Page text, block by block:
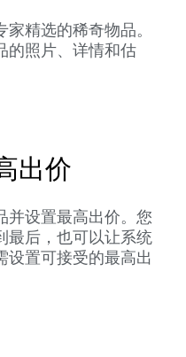
精选的稀奇物品。
的照片、详情和估
出价
并设置最高出价。您
最后，也可以让系统
设置可接受的最高出